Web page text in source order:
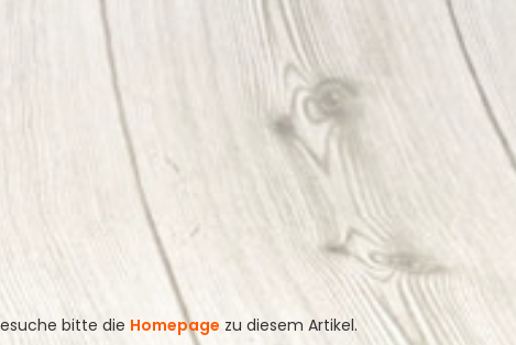
bitte die Homepage zu diesem Artikel.